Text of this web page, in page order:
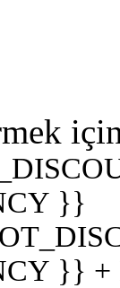
}}
}}